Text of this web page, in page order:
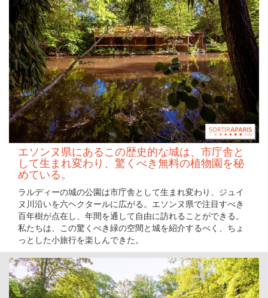
エソンヌ県にあるこの歴史的な城は、市庁舎と
して生まれ変わり、驚くべき無料の植物園を秘
めている。
ラルディーの城の公園は市庁舎として生まれ変わり、ジュイ
ヌ川沿いを六ヘクタールに広がる。エソンヌ県で注目すべき
百年樹が点在し、年間を通して自由に訪れることができる。
私たちは、この驚くべき緑の空間と城を紹介するべく、ちょ
っとした小旅行を楽しんできた。